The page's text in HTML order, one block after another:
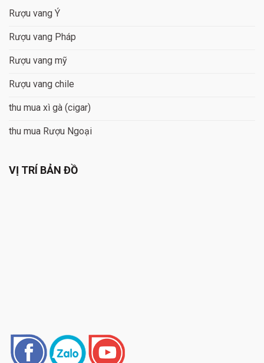
Rượu vang Ý
Rượu vang Pháp
Rượu vang mỹ
Rượu vang chile
thu mua xì gà (cigar)
thu mua Rượu Ngoại
VỊ TRÍ BẢN ĐỒ